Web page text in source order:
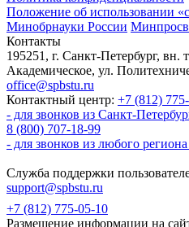
Положение об использовании
Минобрнауки России
Контакты
195251, г. Санкт-Петербург,
Академическое, ул.
office@spbstu.ru
Контактный центр: +7 (812)
- для звонков из Санкт-
8 (800) 707-18-99
- для звонков из любого
Служба поддержки
support@spbstu.ru
+7 (812) 775-05-10
Размещение информации на